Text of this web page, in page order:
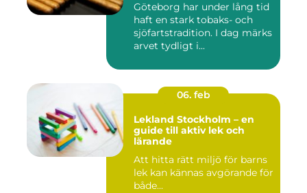
Göteborg har under lång tid
haft en stark tobaks- och
sjöfartstradition. I dag märks
arvet tydligt i...
06. feb
Lekland Stockholm – en
guide till aktiv lek och
lärande
Att hitta rätt miljö för barns
lek kan kännas avgörande för
både...